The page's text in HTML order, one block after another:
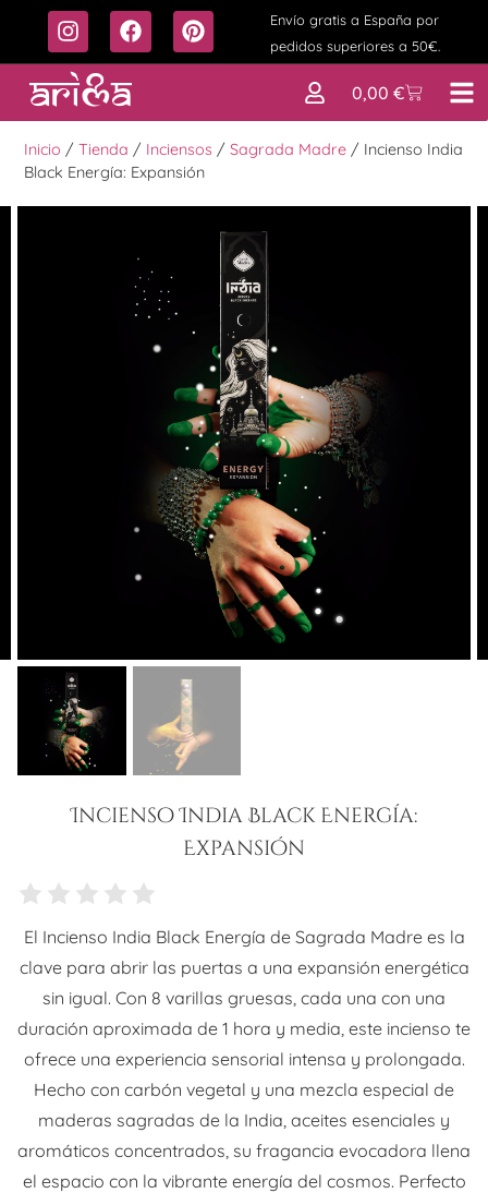
Envío gratis a España por
pedidos superiores a 50€.
0,00 €
Inicio /Tienda / Inciensos /Sagrada Madre / Incienso India
Black Energía: Expansión
Incienso India Black Energía:
Expansión
El Incienso India Black Energía de Sagrada Madre es la
clave para abrir las puertas a una expansión energética
sin igual. Con 8 varillas gruesas, cada una con una
duración aproximada de 1 hora y media, este incienso te
ofrece una experiencia sensorial intensa y prolongada.
Hecho con carbón vegetal y una mezcla especial de
maderas sagradas de la India, aceites esenciales y
aromáticos concentrados, su fragancia evocadora llena
el espacio con la vibrante energía del cosmos. Perfecto